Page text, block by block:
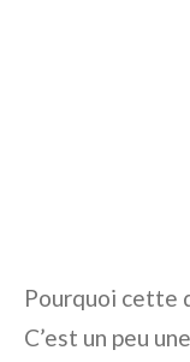
Pourquoi cette
C’est un peu